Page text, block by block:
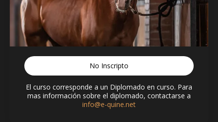
No Inscripto
El curso corresponde a un Diplomado en curso. Para
mas información sobre el diplomado, contactarse a
info@e-quine.net